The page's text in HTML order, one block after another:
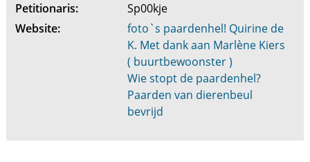
Petitionaris:
Sp00kje
Website:
foto`s paardenhel! Quirine de
K. Met dank aan Marlène Kiers
( buurtbewoonster )
Wie stopt de paardenhel?
Paarden van dierenbeul
bevrijd